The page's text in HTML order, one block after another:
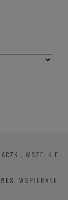
. WSZELKIE
. WSPIERANE